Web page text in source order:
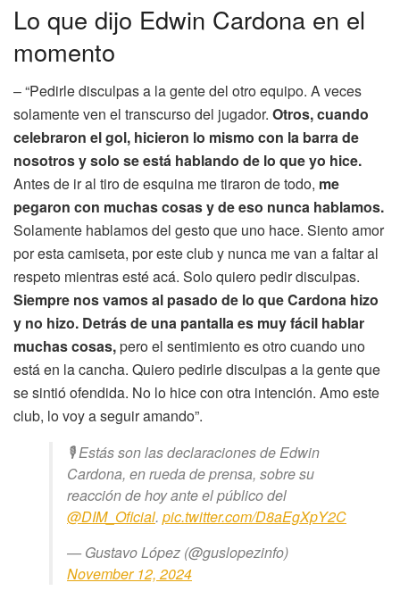
Lo que dijo Edwin Cardona en el
momento
– “Pedirle disculpas a la gente del otro equipo. A veces
solamente ven el transcurso del jugador. Otros, cuando
celebraron el gol, hicieron lo mismo con la barra de
nosotros y solo se está hablando de lo que yo hice.
Antes de ir al tiro de esquina me tiraron de todo, me
pegaron con muchas cosas y de eso nunca hablamos.
Solamente hablamos del gesto que uno hace. Siento amor
por esta camiseta, por este club y nunca me van a faltar al
respeto mientras esté acá. Solo quiero pedir disculpas.
Siempre nos vamos al pasado de lo que Cardona hizo
y no hizo. Detrás de una pantalla es muy fácil hablar
muchas cosas,pero el sentimiento es otro cuando uno
está en la cancha. Quiero pedirle disculpas a la gente que
se sintió ofendida. No lo hice con otra intención. Amo este
club, lo voy a seguir amando”.
🎙️ Estás son las declaraciones de Edwin
Cardona, en rueda de prensa, sobre su
reacción de hoy ante el público del
@DIM_Oficial. pic.twitter.com/D8aEgXpY2C
— Gustavo López (@guslopezinfo)
November 12, 2024